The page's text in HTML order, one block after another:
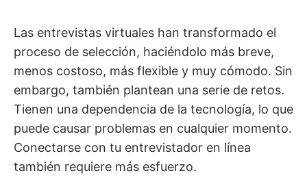
Las entrevistas virtuales han transformado el
proceso de selección, haciéndolo más breve,
menos costoso, más flexible y muy cómodo. Sin
embargo, también plantean una serie de retos.
Tienen una dependencia de la tecnología, lo que
puede causar problemas en cualquier momento.
Conectarse con tu entrevistador en línea
también requiere más esfuerzo.